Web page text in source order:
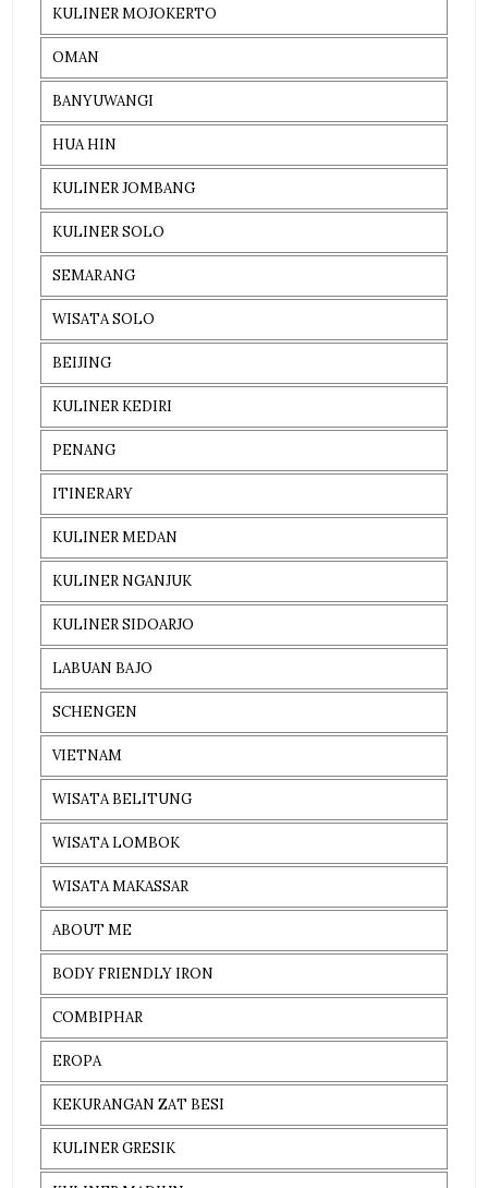
KULINER MOJOKERTO
OMAN
BANYUWANGI
HUA HIN
KULINER JOMBANG
KULINER SOLO
SEMARANG
WISATA SOLO
BEIJING
KULINER KEDIRI
PENANG
ITINERARY
KULINER MEDAN
KULINER NGANJUK
KULINER SIDOARJO
LABUAN BAJO
SCHENGEN
VIETNAM
WISATA BELITUNG
WISATA LOMBOK
WISATA MAKASSAR
ABOUT ME
BODY FRIENDLY IRON
COMBIPHAR
EROPA
KEKURANGAN ZAT BESI
KULINER GRESIK